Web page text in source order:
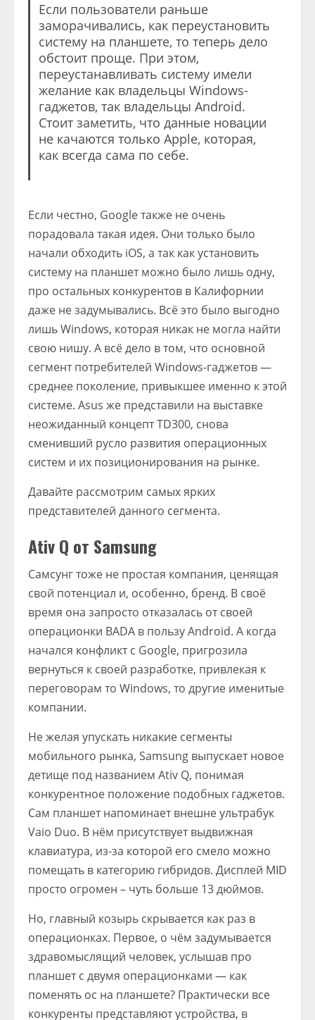
Если пользователи раньше
заморачивались, как переустановить
систему на планшете, то теперь дело
обстоит проще. При этом,
переустанавливать систему имели
желание как владельцы Windows-
гаджетов, так владельцы Android.
Стоит заметить, что данные новации
не качаются только Apple, которая,
как всегда сама по себе.
Если честно, Google также не очень
порадовала такая идея. Они только было
начали обходить iOS, а так как установить
систему на планшет можно было лишь одну,
про остальных конкурентов в Калифорнии
даже не задумывались. Всё это было выгодно
лишь Windows, которая никак не могла найти
свою нишу. А всё дело в том, что основной
сегмент потребителей Windows-гаджетов —
среднее поколение, привыкшее именно к этой
системе. Asus же представили на выставке
неожиданный концепт TD300, снова
сменивший русло развития операционных
систем и их позиционирования на рынке.
Давайте рассмотрим самых ярких
представителей данного сегмента.
Ativ Q от Samsung
Самсунг тоже не простая компания, ценящая
свой потенциал и, особенно, бренд. В своё
время она запросто отказалась от своей
операционки BADA в пользу Android. А когда
начался конфликт с Google, пригрозила
вернуться к своей разработке, привлекая к
переговорам то Windows, то другие именитые
компании.
Не желая упускать никакие сегменты
мобильного рынка, Samsung выпускает новое
детище под названием Ativ Q, понимая
конкурентное положение подобных гаджетов.
Сам планшет напоминает внешне ультрабук
Vaio Duo. В нём присутствует выдвижная
клавиатура, из-за которой его смело можно
помещать в категорию гибридов. Дисплей MID
просто огромен – чуть больше 13 дюймов.
Но, главный козырь скрывается как раз в
операционках. Первое, о чём задумывается
здравомыслящий человек, услышав про
планшет с двумя операционками — как
поменять ос на планшете? Практически все
конкуренты представляют устройства, в